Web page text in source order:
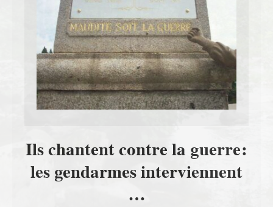
Ils chantent contre la guerre:
les gendarmes interviennent
…